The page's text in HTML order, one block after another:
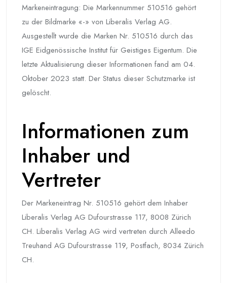
Markeneintragung: Die Markennummer 510516 gehört
zu der Bildmarke «-» von Liberalis Verlag AG.
Ausgestellt wurde die Marken Nr. 510516 durch das
IGE Eidgenössische Institut für Geistiges Eigentum. Die
letzte Aktualisierung dieser Informationen fand am 04.
Oktober 2023 statt. Der Status dieser Schutzmarke ist
gelöscht.
Informationen zum
Inhaber und
Vertreter
Der Markeneintrag Nr. 510516 gehört dem Inhaber
Liberalis Verlag AG Dufourstrasse 117, 8008 Zürich
CH. Liberalis Verlag AG wird vertreten durch Alleedo
Treuhand AG Dufourstrasse 119, Postfach, 8034 Zürich
CH.